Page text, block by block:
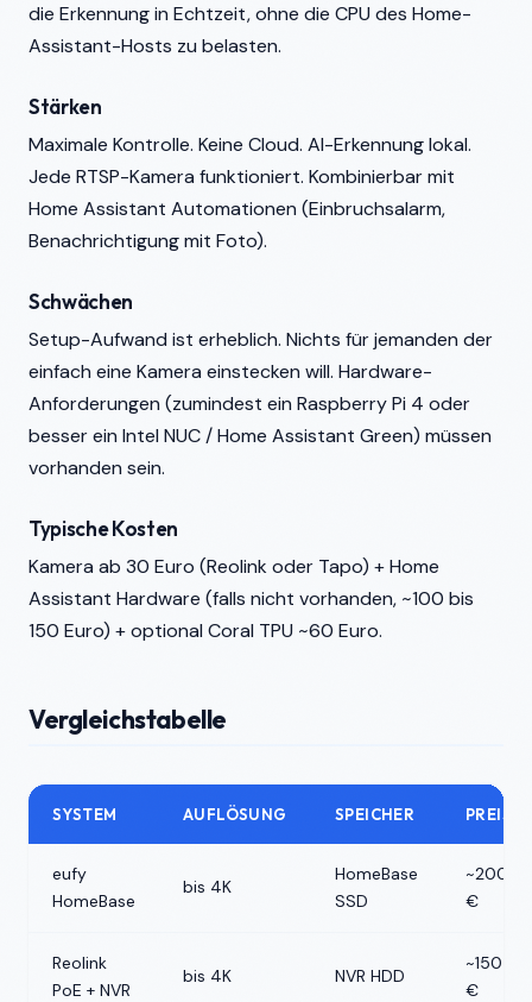
die Erkennung in Echtzeit, ohne die CPU des Home-
Assistant-Hosts zu belasten.
Stärken
Maximale Kontrolle. Keine Cloud. AI-Erkennung lokal.
Jede RTSP-Kamera funktioniert. Kombinierbar mit
Home Assistant Automationen (Einbruchsalarm,
Benachrichtigung mit Foto).
Schwächen
Setup-Aufwand ist erheblich. Nichts für jemanden der
einfach eine Kamera einstecken will. Hardware-
Anforderungen (zumindest ein Raspberry Pi 4 oder
besser ein Intel NUC / Home Assistant Green) müssen
vorhanden sein.
Typische Kosten
Kamera ab 30 Euro (Reolink oder Tapo) + Home
Assistant Hardware (falls nicht vorhanden, ~100 bis
150 Euro) + optional Coral TPU ~60 Euro.
Vergleichstabelle
SYSTEM AUFLÖSUNG SPEICHER PREIS
eufy
HomeBase
bis 4K
HomeBase
SSD
~200-
€
Reolink
PoE + NVR
bis 4K NVR HDD
~150-
€